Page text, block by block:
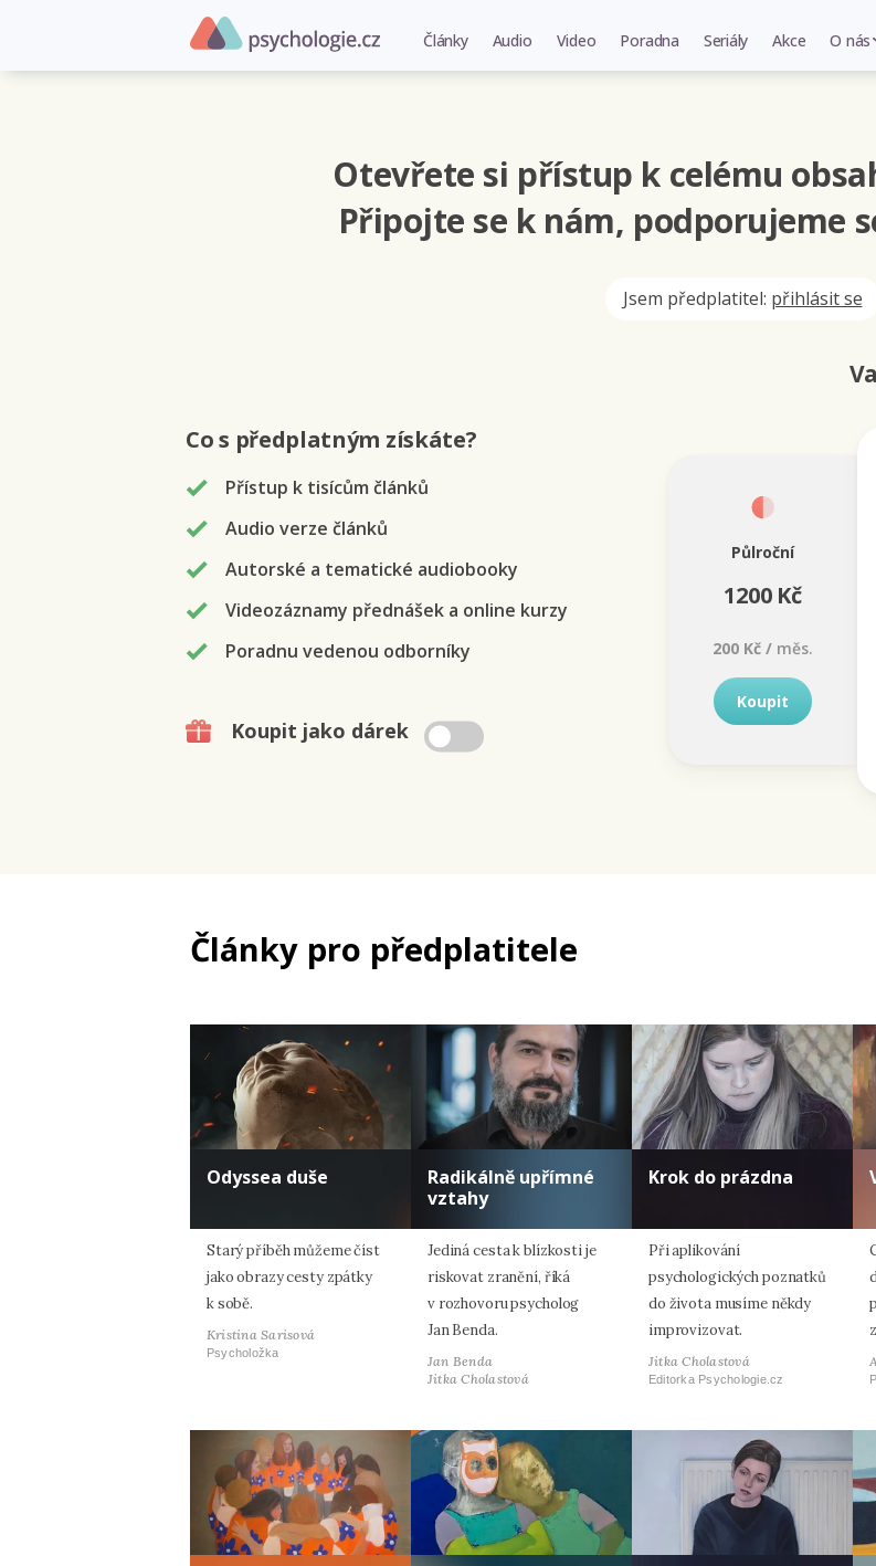
Články Audio Video Poradna Seriály Akce O nás
Otevřete si přístup k celému
Připojte se k nám, podporujeme
Jsem předplatitel: přihlásit se
Co s předplatným získáte?
Přístup k tisícům článků
Audio verze článků
Autorské a tematické audiobooky
Videozáznamy přednášek a online kurzy
Poradnu vedenou odborníky
Koupit jako dárek
Půlroční
1200 Kč
200 Kč /měs.
Koupit
Články pro předplatitele
Odyssea duše
Starý příběh můžeme číst
jako obrazy cesty zpátky
k sobě.
Kristina Sarisová
Psycholožka
Radikálně upřímné
vztahy
Jediná cesta k blízkosti je
riskovat zranění, říká
v rozhovoru psycholog
Jan Benda.
Jan Benda
Jitka Cholastová
Krok do prázdna
Při aplikování
psychologických poznatků
do života musíme někdy
improvizovat.
Jitka Cholastová
Editorka Psychologie.cz